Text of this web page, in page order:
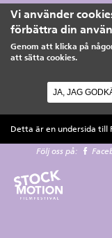
Vi använder
förbättra din
Genom att klicka på
att sätta cookies.
JA, JAG
Detta är en undersida till
Följ oss på: